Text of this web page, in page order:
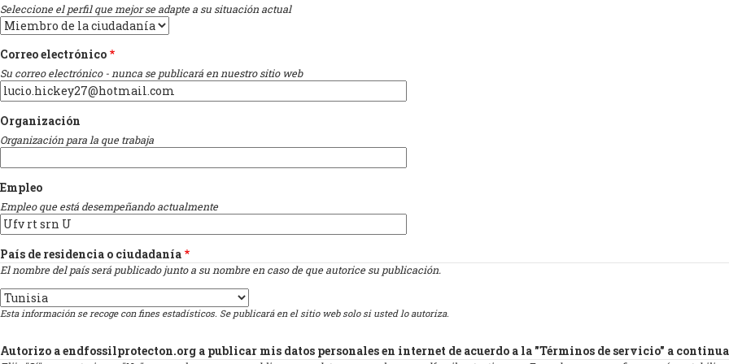
Seleccione el perfil que mejor se adapte a su situación actual
Correo electrónico
Su correo electrónico - nunca se publicará en nuestro sitio web
Organización
Organización para la que trabaja
Empleo
Empleo que está desempeñando actualmente
País de residencia o ciudadanía
El nombre del país será publicado junto a su nombre en caso de que autorice su publicación.
Country
Esta información se recoge con fines estadísticos. Se publicará en el sitio web solo si usted lo autoriza.
Autorizo a endfossilprotecton.org a publicar mis datos personales en internet de acuerdo a la "Términos de servicio" a